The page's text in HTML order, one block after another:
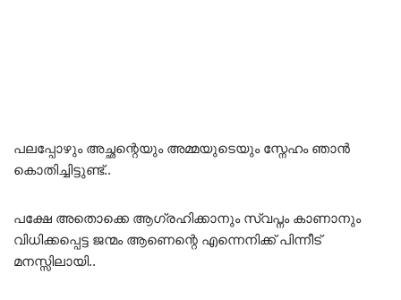
പലപ്പോഴും അച്ഛന്റെയും അമ്മയുടെയും സ്നേഹം ഞാൻ
കൊതിച്ചിട്ടുണ്ട്..
പക്ഷേ അതൊക്കെ ആഗ്രഹിക്കാനും സ്വപ്നം കാണാനും
വിധിക്കപ്പെട്ട ജന്മം ആണെന്റെ എന്നെനിക്ക് പിന്നീട്
മനസ്സിലായി..